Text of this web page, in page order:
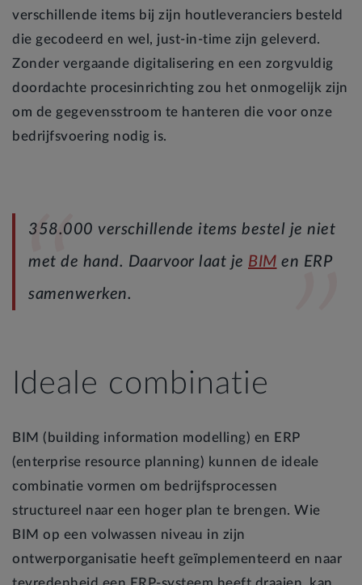
verschillende items bij zijn houtleveranciers besteld
die gecodeerd en wel, just-in-time zijn geleverd.
Zonder vergaande digitalisering en een zorgvuldig
doordachte procesinrichting zou het onmogelijk zijn
om de gegevensstroom te hanteren die voor onze
bedrijfsvoering nodig is.
358.000 verschillende items bestel je niet
met de hand. Daarvoor laat je BIM en ERP
samenwerken.
Ideale combinatie
BIM (building information modelling) en ERP
(enterprise resource planning) kunnen de ideale
combinatie vormen om bedrijfsprocessen
structureel naar een hoger plan te brengen. Wie
BIM op een volwassen niveau in zijn
ontwerporganisatie heeft geïmplementeerd en naar